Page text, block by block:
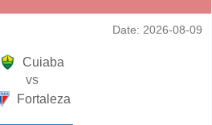
Date: 2026-08-09
Cuiaba
vs
Fortaleza